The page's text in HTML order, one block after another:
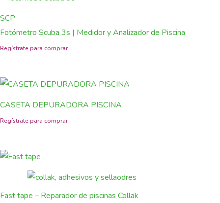
SCP
Fotómetro Scuba 3s | Medidor y Analizador de Piscina
CASETA DEPURADORA PISCINA
Fast tape – Reparador de piscinas Collak